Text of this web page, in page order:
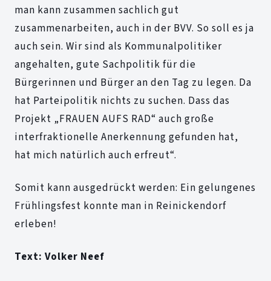
man kann zusammen sachlich gut
zusammenarbeiten, auch in der BVV. So soll es ja
auch sein. Wir sind als Kommunalpolitiker
angehalten, gute Sachpolitik für die
Bürgerinnen und Bürger an den Tag zu legen. Da
hat Parteipolitik nichts zu suchen. Dass das
Projekt „FRAUEN AUFS RAD“ auch große
interfraktionelle Anerkennung gefunden hat,
hat mich natürlich auch erfreut“.
Somit kann ausgedrückt werden: Ein gelungenes
Frühlingsfest konnte man in Reinickendorf
erleben!
Text: Volker Neef